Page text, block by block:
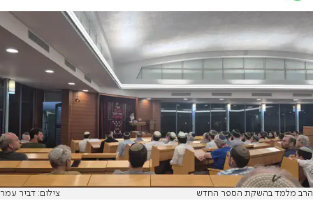
הרב מלמד בהשקת הספר החדש צילום: דביר עמר